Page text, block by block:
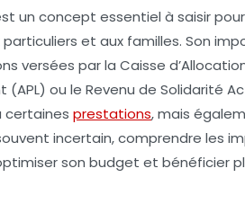
un concept essentiel à saisir
particuliers et aux familles. Son
versées par la Caisse
(APL) ou le Revenu de Solidarité
certaines prestations, mais
incertain, comprendre les
son budget et bénéficier